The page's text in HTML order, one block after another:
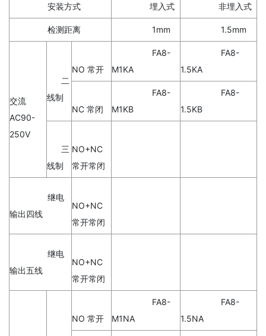
安装方式 埋入式 非埋入式
检测距离 1mm 1.5mm
交流
AC90-
250V
二
线制
NO 常开
FA8-
M1KA
FA8-
1.5KA
NC 常闭
FA8-
M1KB
FA8-
1.5KB
三
线制
NO+NC
常开常闭
继电
输出四线
NO+NC
常开常闭
继电
输出五线
NO+NC
常开常闭
NO 常开
FA8-
M1NA
FA8-
1.5NA